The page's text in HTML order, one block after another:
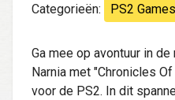
Categorieën: PS2 Games
Ga mee op avontuur in
Narnia met "Chronicles
voor de PS2. In dit